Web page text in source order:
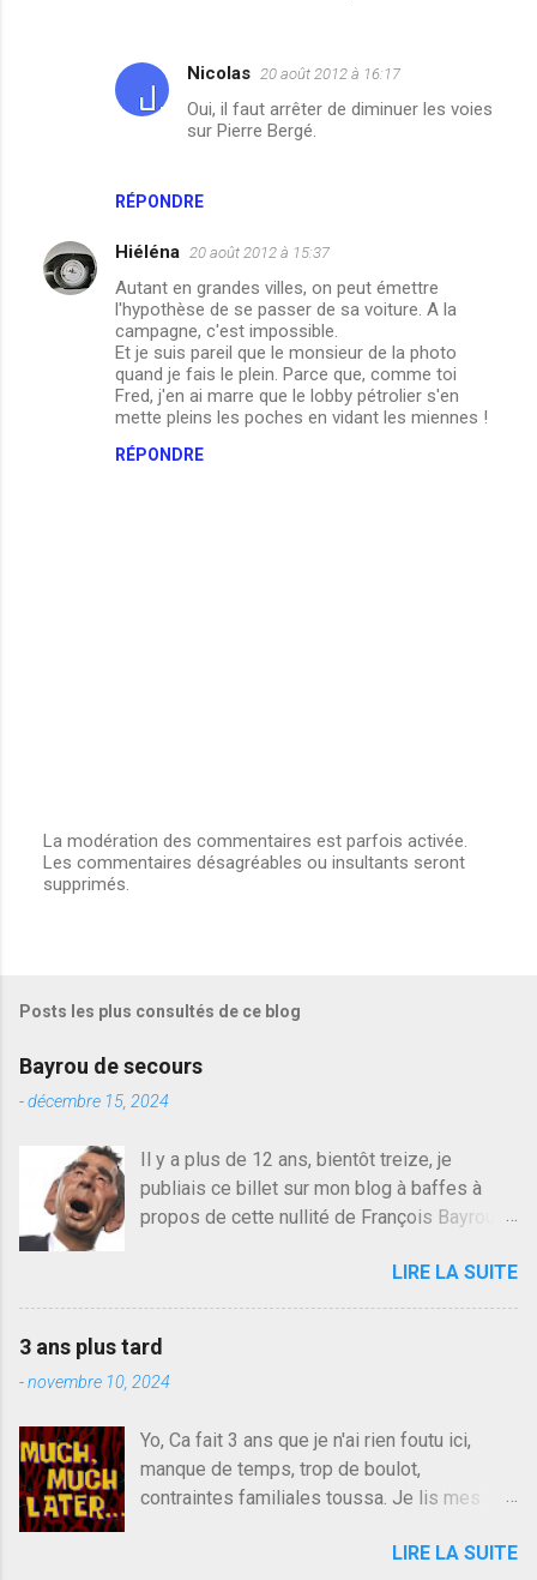
RÉPONDRE
Nicolas 20 août 2012 à 16:17
Oui, il faut arrêter de diminuer les voies
sur Pierre Bergé.
Hiéléna 20 août 2012 à 15:37
Autant en grandes villes, on peut émettre
l'hypothèse de se passer de sa voiture. A la
campagne, c'est impossible.
Et je suis pareil que le monsieur de la photo
quand je fais le plein. Parce que, comme toi
Fred, j'en ai marre que le lobby pétrolier s'en
mette pleins les poches en vidant les miennes !
RÉPONDRE
E
n
t
e
r
u
m
m
e
n
r
e
La modération des commentaires est parfois activée.
Les commentaires désagréables ou insultants seront
supprimés.
Posts les plus consultés de ce blog
Bayrou de secours
-décembre 15, 2024
Il y a plus de 12 ans, bientôt treize, je
publiais ce billet sur mon blog à baffes à
propos de cette nullité de François Bayrou. Il
quelqu'un, je ne parle pas des couples mais
des amis ou des valeurs dans lesquels on
croit. François Bayrou est en passe de
devenir le traite d'une partie de son électorat
et c'est par la presse qu'on l'apprend. On
plus proche de Sarkozy que de Hollande,
sinon il serait candidat du centre de la
gauche molle mais quand on écoutait ses
le président, on pouvait y croire. Une
LIRE LA SUITE
3 ans plus tard
-novembre 10, 2024
Yo, Ca fait 3 ans que je n'ai rien foutu ici,
manque de temps, trop de boulot,
contraintes familiales toussa. Je lis mes
lecture mais je commente rarement, j'ai eu un
LIRE LA SUITE